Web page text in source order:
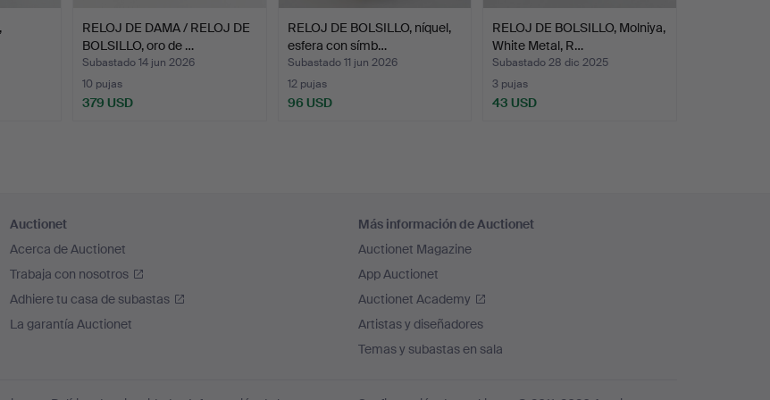
RELOJ DE DAMA / RELOJ DE
BOLSILLO, oro de …
Subastado 14 jun 2026
10 pujas
379 USD
RELOJ DE BOLSILLO, níquel,
esfera con símb…
Subastado 11 jun 2026
12 pujas
96 USD
RELOJ DE BOLSILLO, Molniya,
White Metal, R…
Subastado 28 dic 2025
3 pujas
43 USD
Auctionet
Acerca de Auctionet
Trabaja con nosotros
Adhiere tu casa de subastas
La garantía Auctionet
Más información de Auctionet
Auctionet Magazine
App Auctionet
Auctionet Academy
Artistas y diseñadores
Temas y subastas en sala